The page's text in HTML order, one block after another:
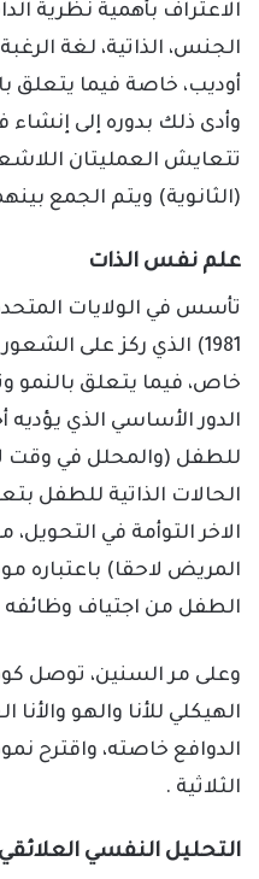
الاعتراف بأهمية نظرية
الجنس، الذاتية، لغة
أوديب، خاصة فيما يتعلق
وأدى ذلك بدوره إلى إنشاء
تتعايش العمليتان
(الثانوية) ويتم الجمع
علم نفس الذات
1981) الذي ركز على
خاص، فيما يتعلق بالنمو
الدور الأساسي الذي يؤديه
للطفل (والمحلل في وقت
الحالات الذاتية للطفل
الاخر التوأمة في
المريض لاحقا) باعتباره
الطفل من اجتياف وظائفه
وعلى مر السنين، توصل
الهيكلي للأنا والهو
الدوافع خاصته، واقترح
الثلاثية .
التحليل النفسي العلائقي